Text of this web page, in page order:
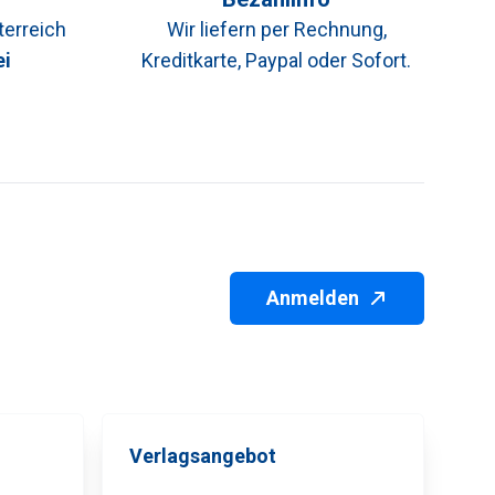
Wir liefern per Rechnung,
Kreditkarte, Paypal oder Sofort.
Anmelden
Verlagsangebot